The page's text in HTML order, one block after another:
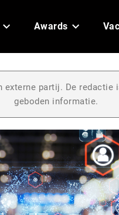
Awards
externe partij. De
geboden informatie.